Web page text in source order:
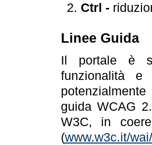
Ctrl -
Linee Guida
Il portale è
funzionalità
guida WCAG
W3C, in
(www.w3c.it/